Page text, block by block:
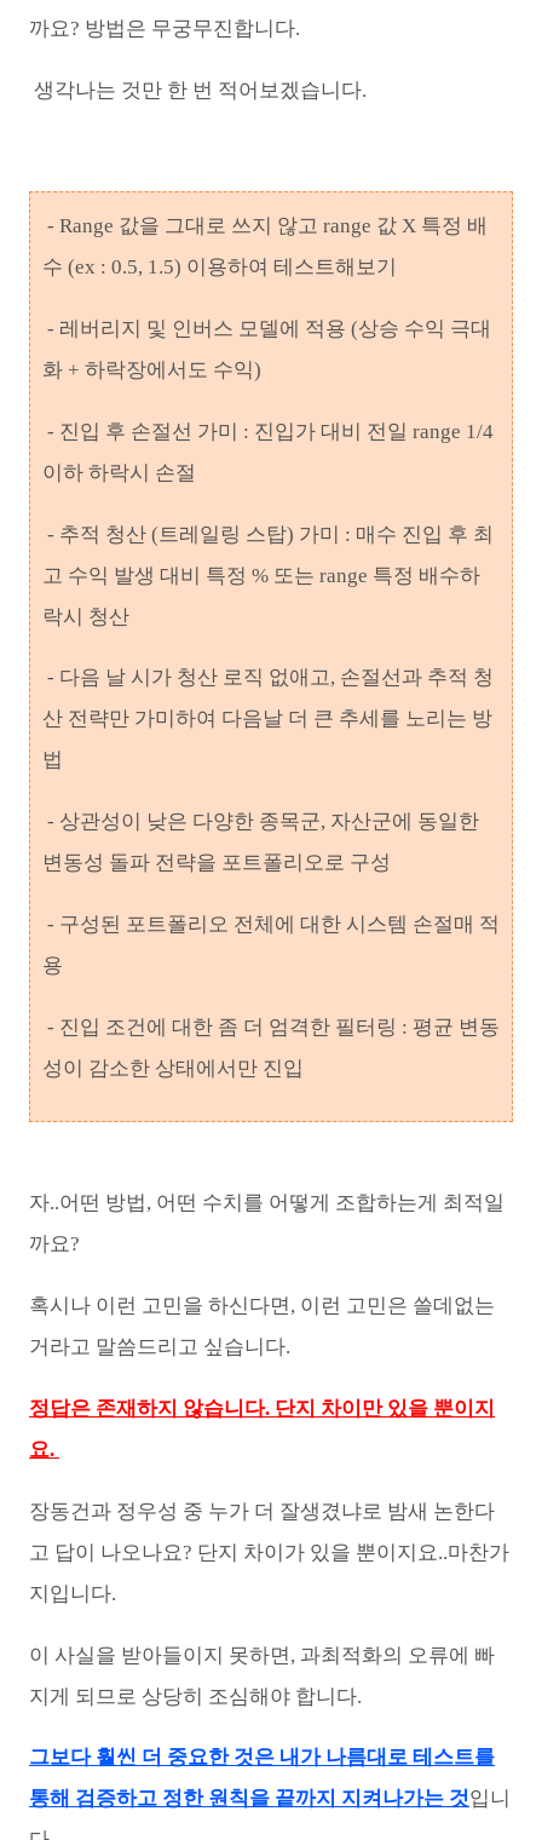
까요? 방법은 무궁무진합니다.
생각나는 것만 한 번 적어보겠습니다.
- Range 값을 그대로 쓰지 않고 range 값 X 특정 배
수 (ex : 0.5, 1.5) 이용하여 테스트해보기
- 레버리지 및 인버스 모델에 적용 (상승 수익 극대
화 + 하락장에서도 수익)
- 진입 후 손절선 가미 : 진입가 대비 전일 range 1/4
이하 하락시 손절
- 추적 청산 (트레일링 스탑) 가미 : 매수 진입 후 최
고 수익 발생 대비 특정 % 또는 range 특정 배수하
락시 청산
- 다음 날 시가 청산 로직 없애고, 손절선과 추적 청
산 전략만 가미하여 다음날 더 큰 추세를 노리는 방
법
- 상관성이 낮은 다양한 종목군, 자산군에 동일한
변동성 돌파 전략을 포트폴리오로 구성
- 구성된 포트폴리오 전체에 대한 시스템 손절매 적
용
- 진입 조건에 대한 좀 더 엄격한 필터링 : 평균 변동
성이 감소한 상태에서만 진입
자..어떤 방법, 어떤 수치를 어떻게 조합하는게 최적일
까요?
혹시나 이런 고민을 하신다면, 이런 고민은 쓸데없는
거라고 말씀드리고 싶습니다.
정답은 존재하지 않습니다. 단지 차이만 있을 뿐이지
요.
장동건과 정우성 중 누가 더 잘생겼냐로 밤새 논한다
고 답이 나오나요? 단지 차이가 있을 뿐이지요..마찬가
지입니다.
이 사실을 받아들이지 못하면, 과최적화의 오류에 빠
지게 되므로 상당히 조심해야 합니다.
그보다 훨씬 더 중요한 것은 내가 나름대로 테스트를
통해 검증하고 정한 원칙을 끝까지 지켜나가는 것입니